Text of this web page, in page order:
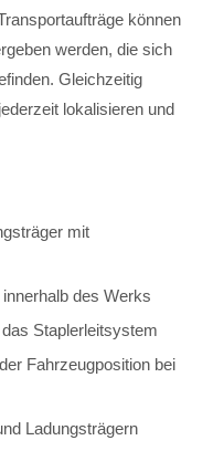
können
werden, die sich
Gleichzeitig
lokalisieren und
mit
des Werks
Staplerleitsystem
Fahrzeugposition bei
Ladungsträgern